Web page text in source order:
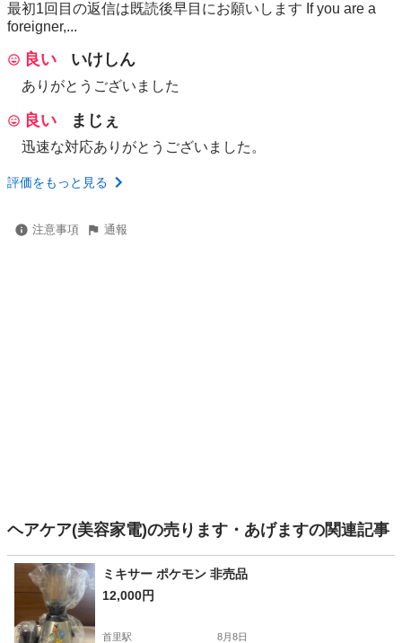
最初1回目の返信は既読後早目にお願いします If you are a
foreigner,...
良い いけしん
ありがとうございました
良い まじぇ
迅速な対応ありがとうございました。
評価をもっと見る
注意事項 通報
ヘアケア(美容家電)の売ります・あげますの関連記事
ミキサー ポケモン 非売品
12,000円
首里駅 8月8日